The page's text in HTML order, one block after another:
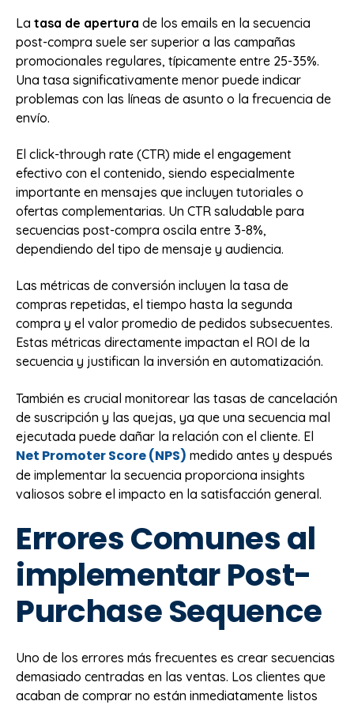
La tasa de apertura de los emails en la secuencia
post-compra suele ser superior a las campañas
promocionales regulares, típicamente entre 25-35%.
Una tasa significativamente menor puede indicar
problemas con las líneas de asunto o la frecuencia de
envío.
El click-through rate (CTR) mide el engagement
efectivo con el contenido, siendo especialmente
importante en mensajes que incluyen tutoriales o
ofertas complementarias. Un CTR saludable para
secuencias post-compra oscila entre 3-8%,
dependiendo del tipo de mensaje y audiencia.
Las métricas de conversión incluyen la tasa de
compras repetidas, el tiempo hasta la segunda
compra y el valor promedio de pedidos subsecuentes.
Estas métricas directamente impactan el ROI de la
secuencia y justifican la inversión en automatización.
También es crucial monitorear las tasas de cancelación
de suscripción y las quejas, ya que una secuencia mal
ejecutada puede dañar la relación con el cliente. El
Net Promoter Score (NPS) medido antes y después
de implementar la secuencia proporciona insights
valiosos sobre el impacto en la satisfacción general.
Errores Comunes al
implementar Post-
Purchase Sequence
Uno de los errores más frecuentes es crear secuencias
demasiado centradas en las ventas. Los clientes que
acaban de comprar no están inmediatamente listos